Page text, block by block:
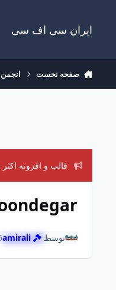
ایران سی اف سی
صفحه نخست
قالب و افزونه
توسط amirali
5